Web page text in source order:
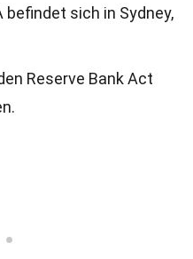
befindet sich in Sydney,
Reserve Bank Act